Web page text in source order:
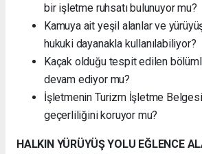
bir işletme ruhsatı bulunuyor mu?
Kamuya ait yeşil alanlar ve
hukuki dayanakla kullanılabiliyor?
Kaçak olduğu tespit edilen
devam ediyor mu?
İşletmenin Turizm İşletme
geçerliliğini koruyor mu?
HALKIN YÜRÜYÜŞ YOLU EĞLENCE